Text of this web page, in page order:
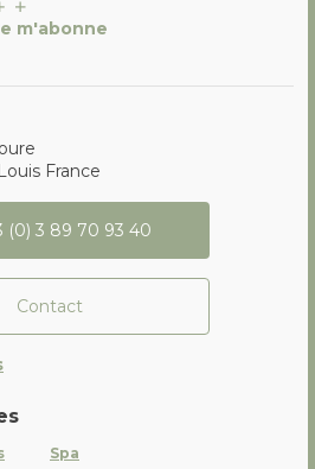
m'abonne
France
(0) 3 89 70 93 40
Contact
Spa